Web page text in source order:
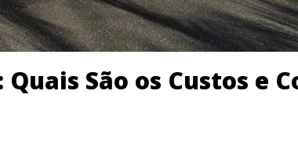
São os Custos e